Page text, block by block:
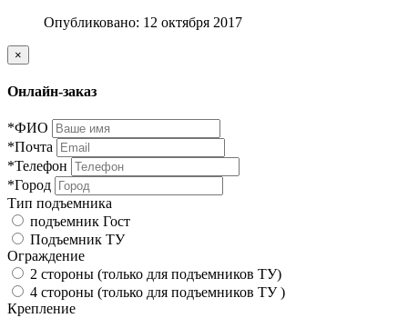
Опубликовано: 12 октября 2017
×
Онлайн-заказ
*ФИО
*Почта
*Телефон
*Город
Тип подъемника
подъемник Гост
Подъемник ТУ
Ограждение
2 стороны (только для подъемников ТУ)
4 стороны (только для подъемников ТУ )
Крепление